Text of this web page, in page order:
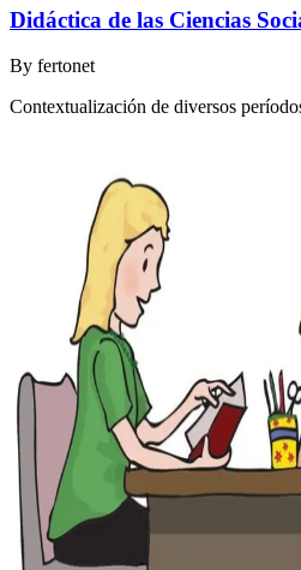
Didáctica de las Ciencias
By fertonet
Contextualización de diversos